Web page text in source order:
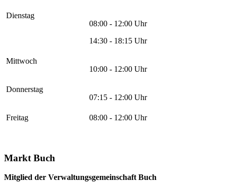
Dienstag
08:00 - 12:00 Uhr
14:30 - 18:15 Uhr
Mittwoch
10:00 - 12:00 Uhr
Donnerstag
07:15 - 12:00 Uhr
Freitag 08:00 - 12:00 Uhr
Markt Buch
Mitglied der Verwaltungsgemeinschaft Buch